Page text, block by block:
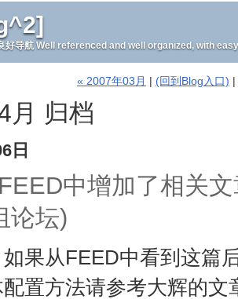
好导航 Well referenced and well organized, with
« 2007年03月 | (回到Blog入口) |
月 归档
日
中增加了相关
论坛)
果从FEED中看到这篇
置方法请参考大辉的文